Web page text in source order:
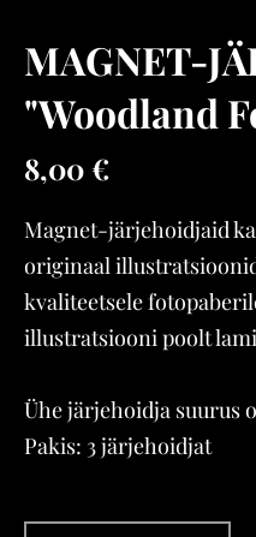
MAGNET-
"Woodland
8,00 €
Magnet-järjehoidjaid
originaal
kvaliteetsele
illustratsiooni poolt
Ühe järjehoidja suurus
Pakis: 3 järjehoidjat